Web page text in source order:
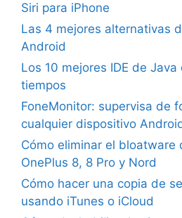
Siri para iPhone
Las 4 mejores alternativas
Android
Los 10 mejores IDE de
tiempos
FoneMonitor: supervisa de
cualquier dispositivo
Cómo eliminar el bloatware
OnePlus 8, 8 Pro y Nord
Cómo hacer una copia de
usando iTunes o iCloud